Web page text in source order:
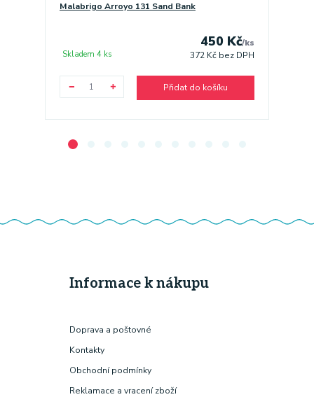
Malabrigo Arroyo 131 Sand Bank
450 Kč/ks
372 Kč bez DPH
Skladem 4 ks
Přidat do košíku
Informace k nákupu
Doprava a poštovné
Kontakty
Obchodní podmínky
Reklamace a vracení zboží